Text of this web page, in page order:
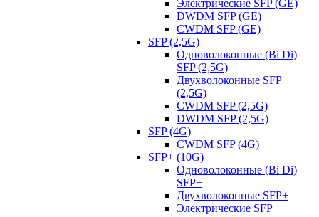
Электрические SFP (GE)
DWDM SFP (GE)
CWDM SFP (GE)
SFP (2,5G)
Одноволоконные (Bi Di)
SFP (2,5G)
Двухволоконные SFP
(2,5G)
CWDM SFP (2,5G)
DWDM SFP (2,5G)
SFP (4G)
CWDM SFP (4G)
SFP+ (10G)
Одноволоконные (Bi Di)
SFP+
Двухволоконные SFP+
Электрические SFP+